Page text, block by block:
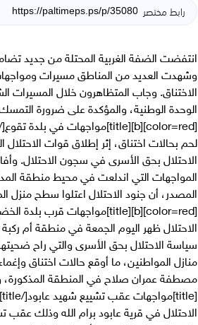
رابط مختصر
انتفضت الضفة الغربية المحتلة من جديد
وشهدت العديد من المناطق مسيرات
الاختناق. وجاب المتظاهرون خلال المسيرات
الوحدة الوطنية، والمؤكدة على ضرورة
لحم بحالات اختناق، إثر إطلاق قوات
الاحتلال بحق الأسرى في سجون الاحتلال.
المواجهات التي اندلعت في محيط منطقة
المصدر، أن جنود الاحتلال اعتلوا سطح منزل
الاحتلال ظهر اليوم الجمعة في منطقة أم
سياسة الاحتلال بحق الأسرى والتي راح
منازل المواطنين، ما أوقع حالات اختناق
الاحتلال في قرية عابود برام الله وذلك